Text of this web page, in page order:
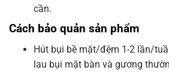
cần.
Cách bảo quản sản phẩm
Hút bụi bề mặt/đệm 1-2 lần/
lau bụi mặt bàn và gương